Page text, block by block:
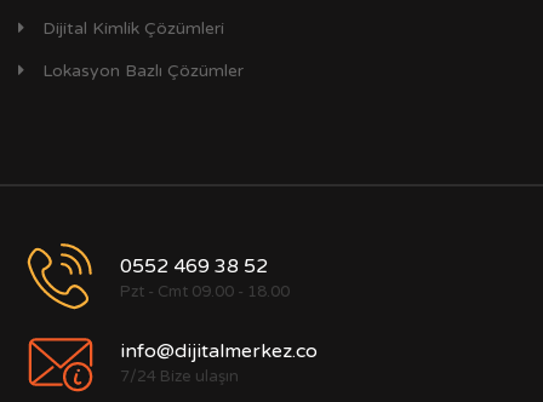
Dijital Kimlik Çözümleri
Lokasyon Bazlı Çözümler
0552 469 38 52
Pzt - Cmt 09.00 - 18.00
info@dijitalmerkez.co
7/24 Bize ulaşın